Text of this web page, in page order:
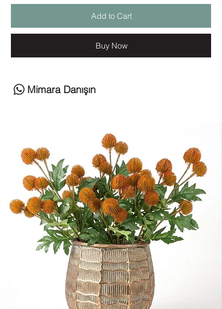
Add to Cart
Buy Now
Mimara Danışın